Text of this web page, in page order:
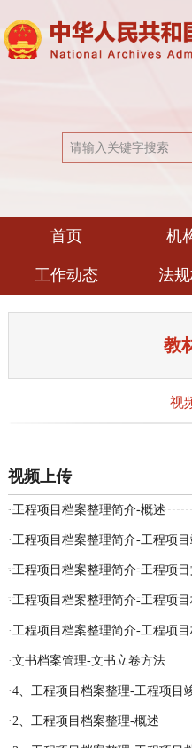
首页 机
工作动态 法
教
视
视频上传
·工程项目档案整理简介-概述
·工程项目档案整理简介-工程项
·工程项目档案整理简介-工程项
·
·
·文书档案管理-文书立卷方法
·4、工程项目档案整理-工程项目
· 2、工程项目档案整理-概述